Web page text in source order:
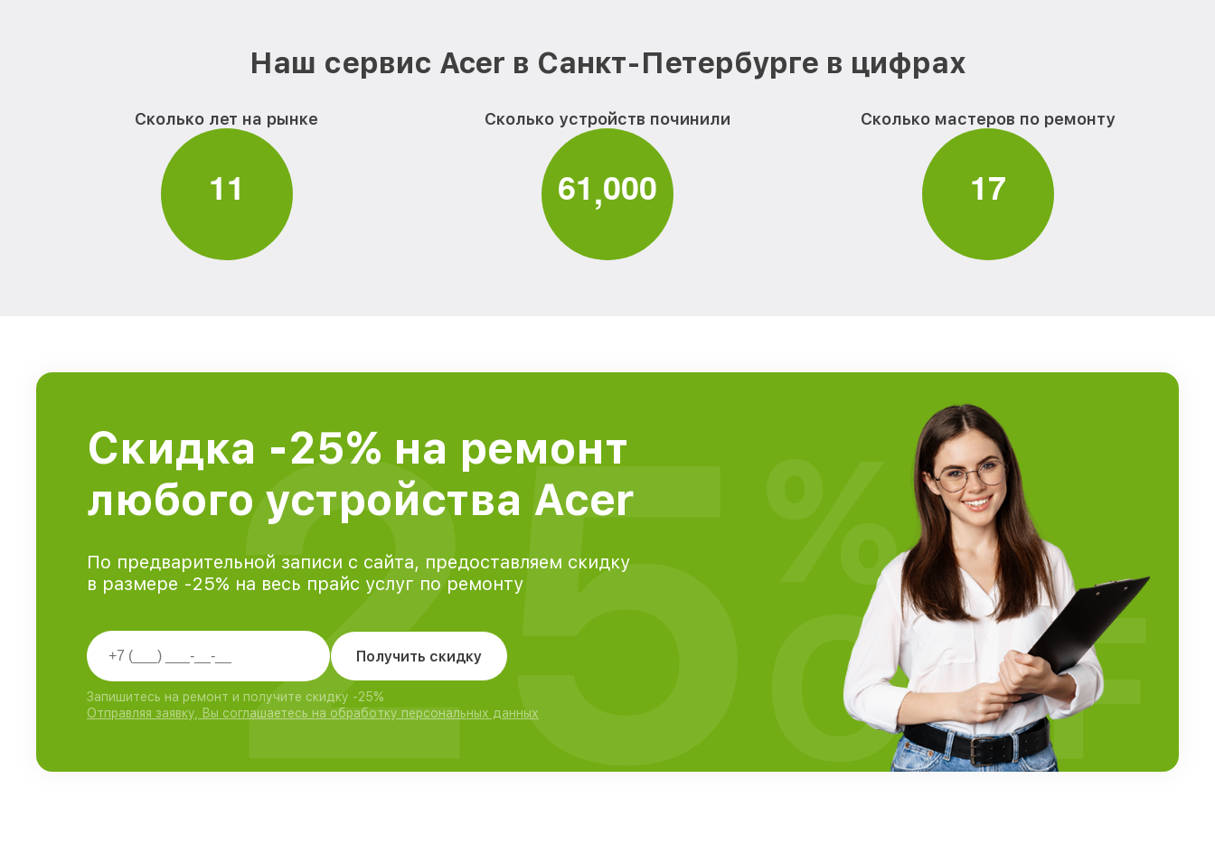
Наш сервис Acer в Санкт-Петербурге в цифрах
Сколько лет на рынке
11
Сколько устройств починили
61,000
Сколько мастеров по ремонту
17
Скидка -25% на ремонт
любого устройства Acer
По предварительной записи с сайта, предоставляем скидку
в размере -25% на весь прайс услуг по ремонту
Получить скидку
Запишитесь на ремонт и получите скидку -25%
Отправляя заявку, Вы соглашаетесь на обработку персональных данных
25 %
OFF